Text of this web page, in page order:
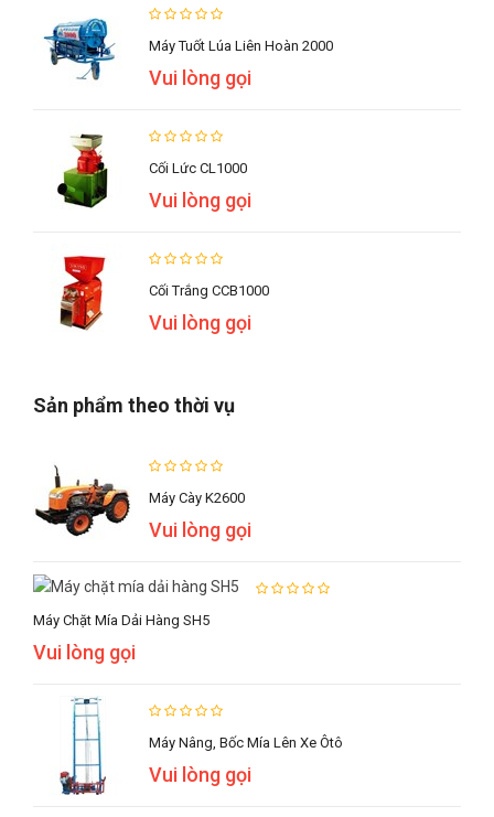
Máy Tuốt Lúa Liên Hoàn 2000
Vui lòng gọi
Cối Lức CL1000
Vui lòng gọi
Cối Trắng CCB1000
Vui lòng gọi
Sản phẩm theo thời vụ
Máy Cày K2600
Vui lòng gọi
Máy Chặt Mía Dải Hàng SH5
Vui lòng gọi
Máy Nâng, Bốc Mía Lên Xe Ôtô
Vui lòng gọi